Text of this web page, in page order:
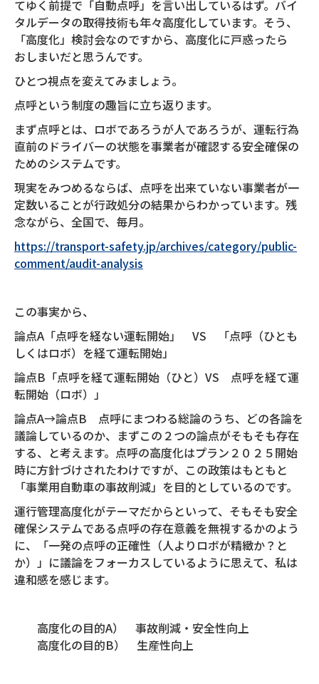
てゆく前提で「自動点呼」を言い出しているはず。バイ
タルデータの取得技術も年々高度化しています。そう、
「高度化」検討会なのですから、高度化に戸惑ったら
おしまいだと思うんです。
ひとつ視点を変えてみましょう。
点呼という制度の趣旨に立ち返ります。
まず点呼とは、ロボであろうが人であろうが、運転行為
直前のドライバーの状態を事業者が確認する安全確保の
ためのシステムです。
現実をみつめるならば、点呼を出来ていない事業者が一
定数いることが行政処分の結果からわかっています。残
念ながら、全国で、毎月。
https://transport-safety.jp/archives/category/public-
comment/audit-analysis
この事実から、
論点A「点呼を経ない運転開始」 VS 「点呼（ひとも
しくはロボ）を経て運転開始」
論点B「点呼を経て運転開始（ひと）VS 点呼を経て運
転開始（ロボ）」
論点A→論点B 点呼にまつわる総論のうち、どの各論を
議論しているのか、まずこの２つの論点がそもそも存在
する、と考えます。点呼の高度化はプラン２０２５開始
時に方針づけされたわけですが、この政策はもともと
「事業用自動車の事故削減」を目的としているのです。
運行管理高度化がテーマだからといって、そもそも安全
確保システムである点呼の存在意義を無視するかのよう
に、「一発の点呼の正確性（人よりロボが精緻か？と
か）」に議論をフォーカスしているように思えて、私は
違和感を感じます。
高度化の目的A） 事故削減・安全性向上
高度化の目的B） 生産性向上